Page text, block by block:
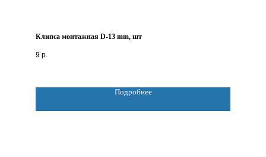
Клипса монтажная D-13 mm, шт
9 р.
Подробнее